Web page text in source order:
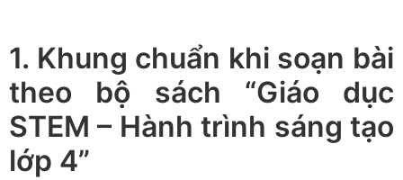
1. Khung chuẩn khi soạn bài
theo bộ sách “Giáo dục
STEM – Hành trình sáng tạo
lớp 4”